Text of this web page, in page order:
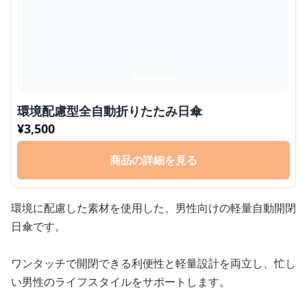
環境配慮型全自動折りたたみ日傘
¥3,500
商品の詳細を見る
環境に配慮した素材を使用した、男性向けの軽量自動開閉
日傘です。
ワンタッチで開閉できる利便性と軽量設計を両立し、忙し
い男性のライフスタイルをサポートします。